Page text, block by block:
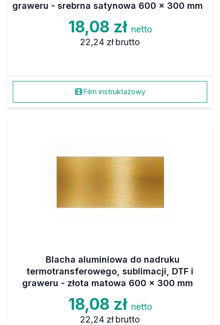
graweru - srebrna satynowa 600 x 300 mm
18,08 zł netto
22,24 zł brutto
Film instruktażowy
Blacha aluminiowa do nadruku
termotransferowego, sublimacji, DTF i
graweru - złota matowa 600 x 300 mm
18,08 zł netto
22,24 zł brutto